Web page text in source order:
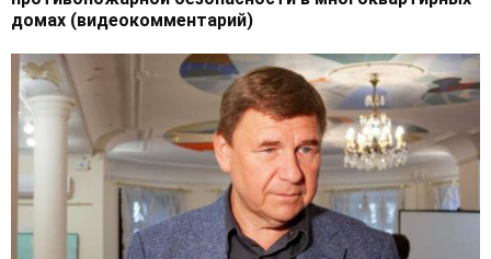
домах (видеокомментарий)